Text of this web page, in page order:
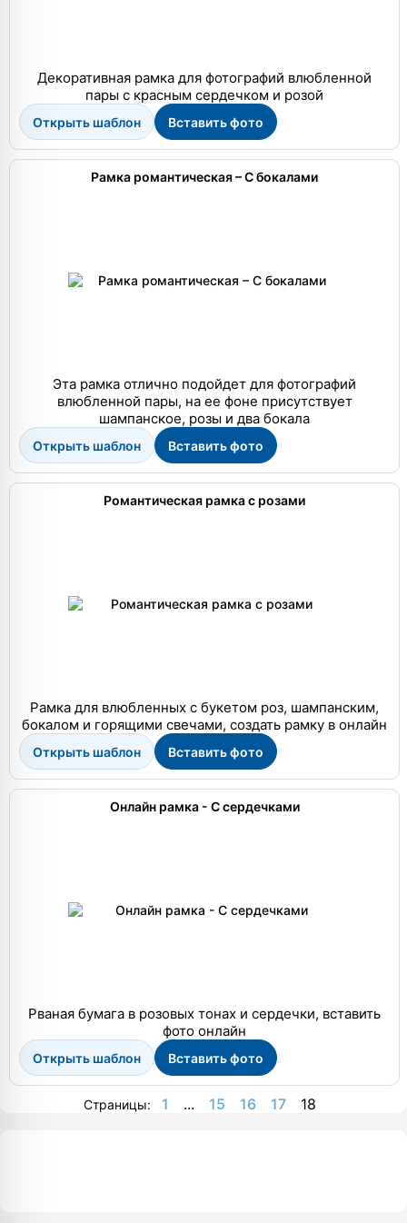
Декоративная рамка для фотографий влюбленной
пары с красным сердечком и розой
Открыть шаблон Вставить фото
Рамка романтическая – С бокалами
Эта рамка отлично подойдет для фотографий
влюбленной пары, на ее фоне присутствует
шампанское, розы и два бокала
Открыть шаблон Вставить фото
Романтическая рамка с розами
Рамка для влюбленных с букетом роз, шампанским,
бокалом и горящими свечами, создать рамку в онлайн
Открыть шаблон Вставить фото
Онлайн рамка - С сердечками
Рваная бумага в розовых тонах и сердечки, вставить
фото онлайн
Открыть шаблон Вставить фото
Страницы: 1 ... 15 16 17 18